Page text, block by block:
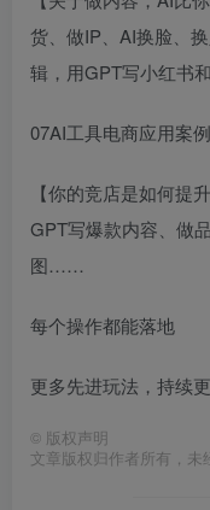
货、做IP、AI换脸、
辑，用GPT写小红书
07AI工具电商应用案例
【你的竞店是如何提
GPT写爆款内容、做
图……
每个操作都能落地
更多先进玩法，持续
© 版权声明
文章版权归作者所有，未